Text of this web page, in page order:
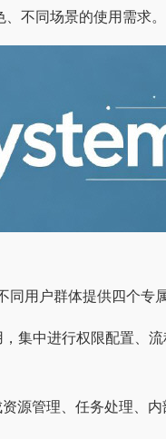
不同场景的使用需求。
同用户群体提供四个专
集中进行权限配置、
源管理、任务处理、